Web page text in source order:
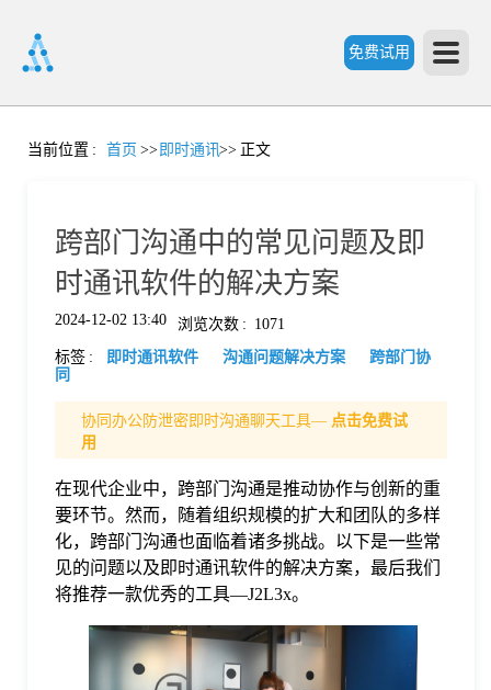
免费试用
首
格
当前位置 : 首页 >> 即时通讯>> 正文
跨部门沟通中的常见问题及即
时通讯软件的解决方案
2024-12-02 13:40 浏览次数 : 1071
标签 : 即时通讯软件 沟通问题解决方案
跨部门协
同
协同办公防泄密即时沟通聊天工具— 点击免费试
用
在现代企业中，跨部门沟通是推动协作与创新的重
要环节。然而，随着组织规模的扩大和团队的多样
化，跨部门沟通也面临着诸多挑战。以下是一些常
见的问题以及即时通讯软件的解决方案，最后我们
将推荐一款优秀的工具—J2L3x。